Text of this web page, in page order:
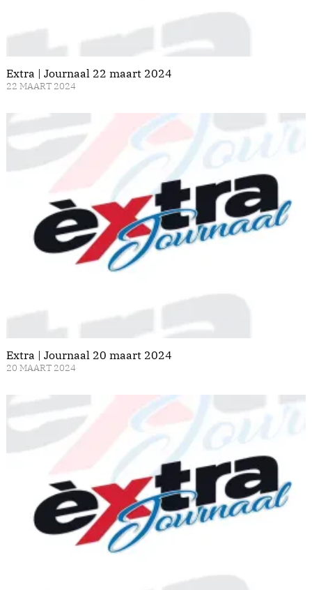
Extra | Journaal 22 maart 2024
22 MAART 2024
Extra | Journaal 20 maart 2024
20 MAART 2024